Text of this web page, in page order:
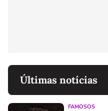
Últimas notícias
FAMOSOS